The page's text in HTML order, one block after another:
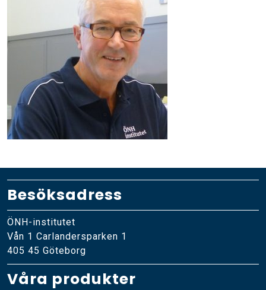
Besöksadress
ÖNH-institutet
Vån 1 Carlandersparken 1
405 45 Göteborg
Våra produkter